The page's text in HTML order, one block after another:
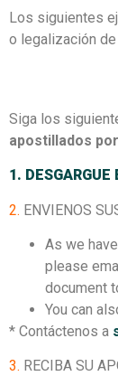
Los siguientes
o legalización de
Siga los
apostillados
1. DESGARGUE
2. ENVIENOS
As we
please
document
You can
* Contáctenos a
3. RECIBA SU